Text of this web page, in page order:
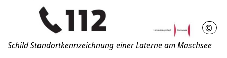
©
Schild Standortkennzeichnung einer Laterne am Maschsee